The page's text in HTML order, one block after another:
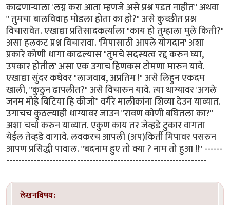
काढणार्‍याला 'लग्न करा आता म्हणजे असे प्रश्न पडत नाहीत" अथवा
" तुमचा बालविवाह मोडला होता का हो?" असे कुच्छीत प्रश्न
विचारावेत. एखाद्या प्रतिसादकर्त्याला "काय हो तुम्हाला मुले किती?"
असा हलकट प्रश्न विचारावा. 'मिपासाठी आपले योगदान' अशा
प्रकारे कोणी धागा काढल्यास "तुमचे सदस्यत्व रद्द करुन घ्या,
उपकार होतील' असा एक उगाच हिणकस टोमणा मारुन यावे.
एखाद्या सुंदर कथेवर "लाजवाब, अप्रतिम !" असे लिहुन एकदम
खाली, "कुठुन ढापलीत?" असे विचारुन यावे. त्या धाग्यावर 'अगले
जनम मोहे बिटिया हि कीजो" वगैरे मालीकांना शिव्या देउन याव्यात.
उगाचच कुठल्याही धाग्यावर जाउन "रावण कोणी बघितला का?"
अशा चर्चा करुन याव्यात. एकुण काय तर जेव्हडे टुकार वागता
येईल तेव्हडे वागावे. लवकरच आपली (अप)किर्ती मिपावर पसरुन
आपण प्रसिद्धी पावाल. "बदनाम हुए तो क्या ? नाम तो हुआ !!" ------
-----------------------------------------------------------------
लेखनविषय: